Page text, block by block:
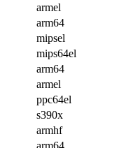
armel
arm64
mipsel
mips64el
arm64
armel
ppc64el
s390x
armhf
arm64